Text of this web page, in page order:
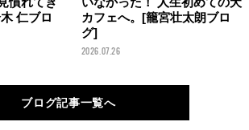
仁ブロ
カフェへ。[籠宮壮太朗ブロ
グ]
2026.07.26
ブログ記事一覧へ